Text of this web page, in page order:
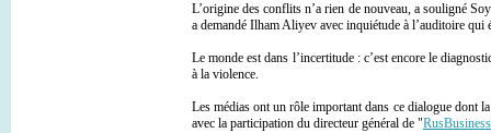
L’origine des conflits n’a rien de nouveau, a souligné
a demandé Ilham Aliyev avec inquiétude à l’auditoire qui
Le monde est dans l’incertitude : c’est encore le
à la violence.
Les médias ont un rôle important dans ce dialogue dont
avec la participation du directeur général de "